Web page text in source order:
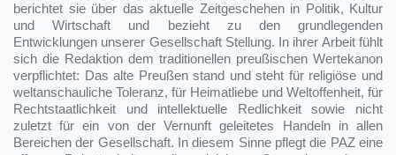
berichtet sie über das aktuelle Zeitgeschehen in Politik, Kultur
und Wirtschaft und bezieht zu den grundlegenden
Entwicklungen unserer Gesellschaft Stellung. In ihrer Arbeit fühlt
sich die Redaktion dem traditionellen preußischen Wertekanon
verpflichtet: Das alte Preußen stand und steht für religiöse und
weltanschauliche Toleranz, für Heimatliebe und Weltoffenheit, für
Rechtstaatlichkeit und intellektuelle Redlichkeit sowie nicht
zuletzt für ein von der Vernunft geleitetes Handeln in allen
Bereichen der Gesellschaft. In diesem Sinne pflegt die PAZ eine